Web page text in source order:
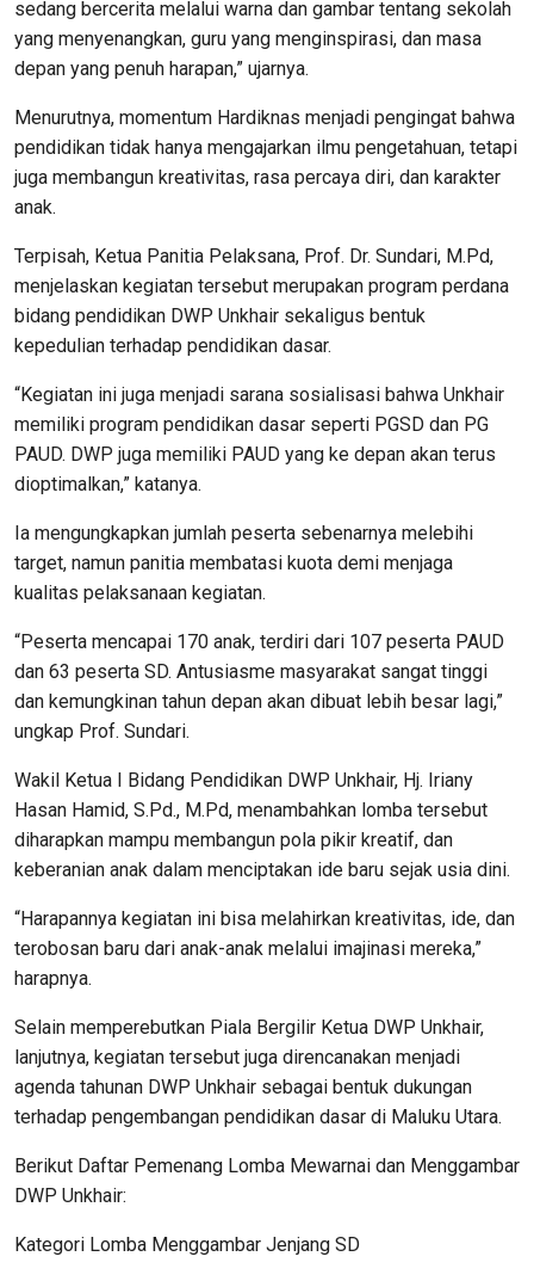
sedang bercerita melalui warna dan gambar tentang sekolah
yang menyenangkan, guru yang menginspirasi, dan masa
depan yang penuh harapan,” ujarnya.
Menurutnya, momentum Hardiknas menjadi pengingat bahwa
pendidikan tidak hanya mengajarkan ilmu pengetahuan, tetapi
juga membangun kreativitas, rasa percaya diri, dan karakter
anak.
Terpisah, Ketua Panitia Pelaksana, Prof. Dr. Sundari, M.Pd,
menjelaskan kegiatan tersebut merupakan program perdana
bidang pendidikan DWP Unkhair sekaligus bentuk
kepedulian terhadap pendidikan dasar.
“Kegiatan ini juga menjadi sarana sosialisasi bahwa Unkhair
memiliki program pendidikan dasar seperti PGSD dan PG
PAUD. DWP juga memiliki PAUD yang ke depan akan terus
dioptimalkan,” katanya.
Ia mengungkapkan jumlah peserta sebenarnya melebihi
target, namun panitia membatasi kuota demi menjaga
kualitas pelaksanaan kegiatan.
“Peserta mencapai 170 anak, terdiri dari 107 peserta PAUD
dan 63 peserta SD. Antusiasme masyarakat sangat tinggi
dan kemungkinan tahun depan akan dibuat lebih besar lagi,”
ungkap Prof. Sundari.
Wakil Ketua I Bidang Pendidikan DWP Unkhair, Hj. Iriany
Hasan Hamid, S.Pd., M.Pd, menambahkan lomba tersebut
diharapkan mampu membangun pola pikir kreatif, dan
keberanian anak dalam menciptakan ide baru sejak usia dini.
“Harapannya kegiatan ini bisa melahirkan kreativitas, ide, dan
terobosan baru dari anak-anak melalui imajinasi mereka,”
harapnya.
Selain memperebutkan Piala Bergilir Ketua DWP Unkhair,
lanjutnya, kegiatan tersebut juga direncanakan menjadi
agenda tahunan DWP Unkhair sebagai bentuk dukungan
terhadap pengembangan pendidikan dasar di Maluku Utara.
Berikut Daftar Pemenang Lomba Mewarnai dan Menggambar
DWP Unkhair:
Kategori Lomba Menggambar Jenjang SD